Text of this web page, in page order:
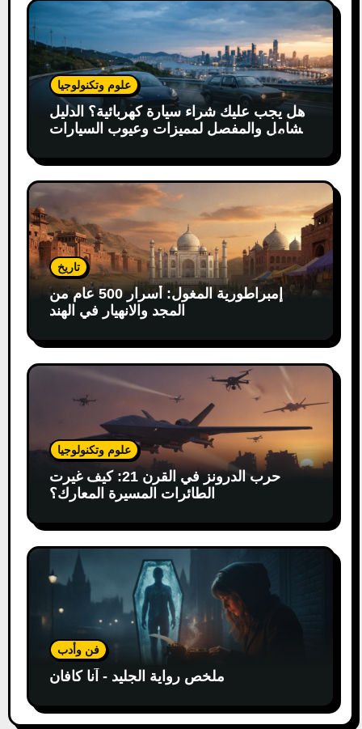
علوم وتكنولوجيا
هل يجب عليك شراء سيارة كهربائية؟ الدليل
الشامل والمفصل لمميزات وعيوب السيارات
تاريخ
إمبراطورية المغول: أسرار 500 عام من
المجد والانهيار في الهند
علوم وتكنولوجيا
حرب الدرونز في القرن 21: كيف غيرت
الطائرات المسيرة المعارك؟
فن وأدب
ملخص رواية الجليد - آنا كافان